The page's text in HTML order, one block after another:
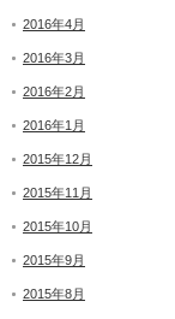
2016年4月
2016年3月
2016年2月
2016年1月
2015年12月
2015年11月
2015年10月
2015年9月
2015年8月